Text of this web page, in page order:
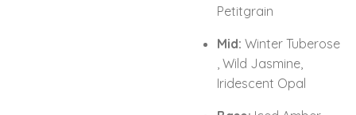
Petitgrain
Mid: Winter Tuberose
, Wild Jasmine,
Iridescent Opal